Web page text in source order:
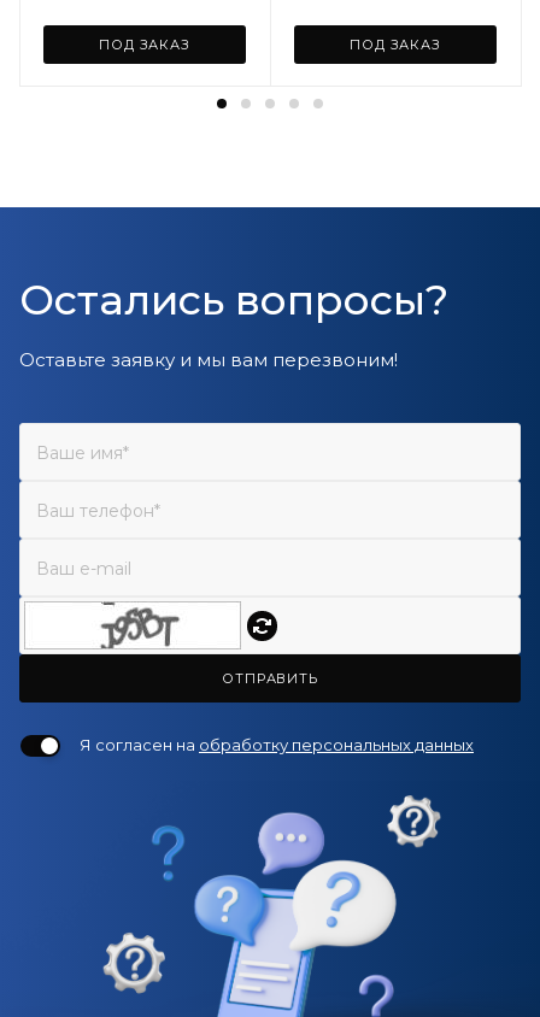
ПОД ЗАКАЗ ПОД ЗАКАЗ
Остались вопросы?
Оставьте заявку и мы вам перезвоним!
ОТПРАВИТЬ
Я согласен на обработку персональных данных